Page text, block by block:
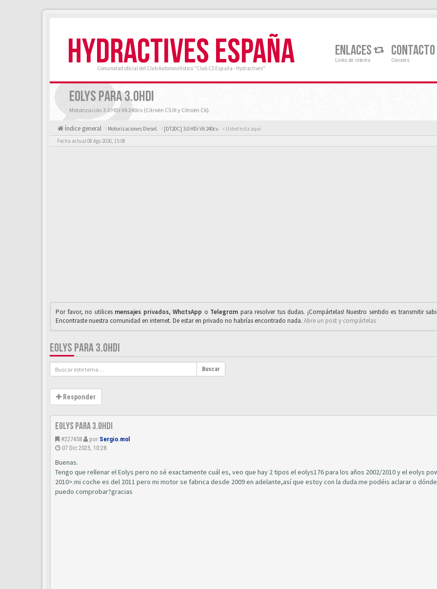
HYDRACTIVES ESPAÑA
Comunidad oficial del Club Automovilístico "Club C5 España - Hydractives"
ENLACES
Links de interés
CONTACTO
Canales
EOLYS PARA 3.0HDI
Motorización 3.0 HDi V6 240cv (Citroën C5 III y Citroën C6).
Índice general Motorizaciones Diesel. [DT20C] 3.0 HDi V6 240cv. « Usted esta aquí
Fecha actual 08 Ago 2026, 15:08
Por favor, no utilices mensajes privados,WhαtsApp o Telegrαm para resolver tus dudas. ¡Compártelas! Nuestro sentido es transmitir
Encontraste nuestra comunidad en internet. De estar en privado no habrías encontrado nada. Abre un post y compártelas
EOLYS PARA 3.0HDI
Buscar
Responder
Eolys para 3.0hdi
#227458 por Sergio.mol
07 Dic 2025, 10:28
Buenas.
Tengo que rellenar el Eolys pero no sé exactamente cuál es, veo que hay 2 tipos el eolys176 para los años 2002/2010 y el eolys
2010>.mi coche es del 2011 pero mi motor se fabrica desde 2009 en adelante,así que estoy con la duda.me podéis aclarar o
puedo comprobar?gracias